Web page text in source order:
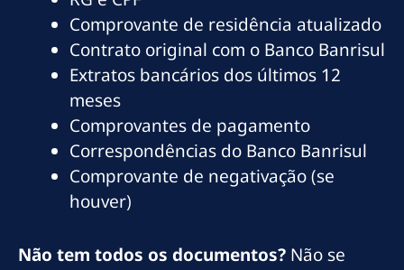
Comprovante de residência atualizado
Contrato original com o Banco Banrisul
Extratos bancários dos últimos 12
meses
Comprovantes de pagamento
Correspondências do Banco Banrisul
Comprovante de negativação (se
houver)
Não tem todos os documentos? Não se